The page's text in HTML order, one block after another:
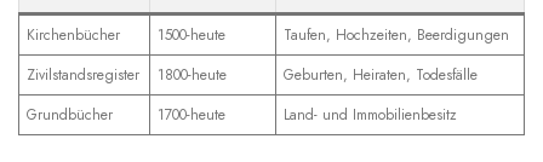
Kirchenbücher 1500-heute
Taufen, Hochzeiten, Beerdigungen
Zivilstandsregister
1800-heute
Geburten, Heiraten, Todesfälle
Grundbücher
1700-heute Land- und ⁣Immobilienbesitz